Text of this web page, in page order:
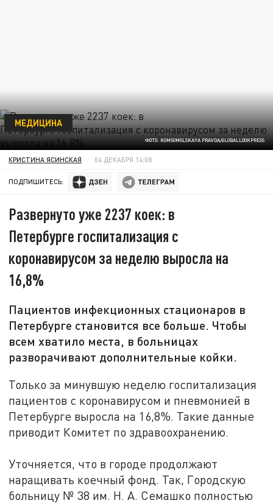
ФОТО: KOMSOMOLSKAYA PRAVDA/GLOBALLOOKPRESS
МЕДИЦИНА
КРИСТИНА ЯСИНСКАЯ 04 ДЕКАБРЯ 14:08
ПОДПИШИТЕСЬ:
Развернуто уже 2237 коек: в
Петербурге госпитализация с
коронавирусом за неделю выросла на
16,8%
Пациентов инфекционных стационаров в
Петербурге становится все больше. Чтобы
всем хватило места, в больницах
разворачивают дополнительные койки.
Только за минувшую неделю госпитализация
пациентов с коронавирусом и пневмонией в
Петербурге выросла на 16,8%. Такие данные
приводит Комитет по здравоохранению.
Уточняется, что в городе продолжают
наращивать коечный фонд. Так, Городскую
больницу № 38 им. Н. А. Семашко полностью